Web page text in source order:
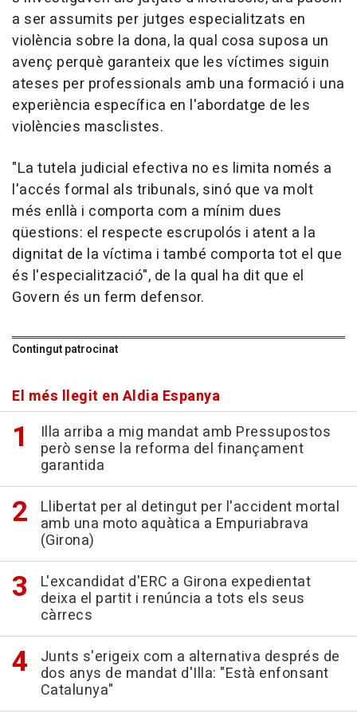
a ser assumits per jutges especialitzats en
violència sobre la dona, la qual cosa suposa un
avenç perquè garanteix que les víctimes siguin
ateses per professionals amb una formació i una
experiència específica en l'abordatge de les
violències masclistes.
"La tutela judicial efectiva no es limita només a
l'accés formal als tribunals, sinó que va molt
més enllà i comporta com a mínim dues
qüestions: el respecte escrupolós i atent a la
dignitat de la víctima i també comporta tot el que
és l'especialització", de la qual ha dit que el
Govern és un ferm defensor.
Contingut patrocinat
El més llegit en Aldia Espanya
Illa arriba a mig mandat amb Pressupostos
però sense la reforma del finançament
garantida
Llibertat per al detingut per l'accident mortal
amb una moto aquàtica a Empuriabrava
(Girona)
L'excandidat d'ERC a Girona expedientat
deixa el partit i renúncia a tots els seus
càrrecs
Junts s'erigeix com a alternativa després de
dos anys de mandat d'Illa: "Està enfonsant
Catalunya"